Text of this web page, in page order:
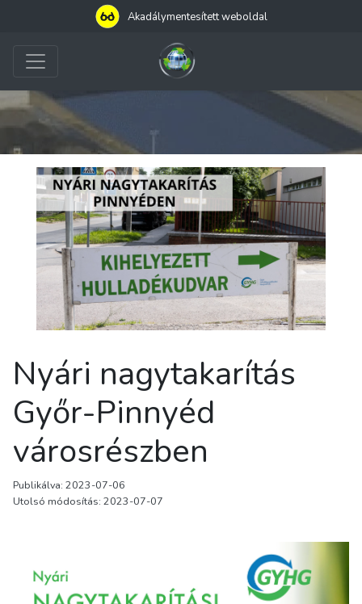
Akadálymentesített weboldal
Nyári nagytakarítás
Győr-Pinnyéd
városrészben
Publikálva: 2023-07-06
Utolsó módosítás: 2023-07-07